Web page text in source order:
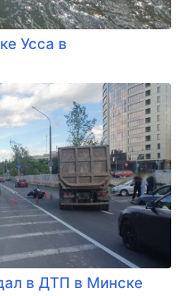
Усса в
в ДТП в Минске